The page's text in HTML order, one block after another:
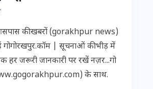
की खबरों (gorakhpur news)
गोगोरखपुर.कॉम | सूचनाओं की भीड़ में
हर जरूरी जानकारी पर रखें नज़र...गो
के साथ.